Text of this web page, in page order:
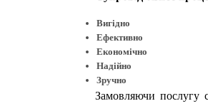
Вигідно
Ефективно
Економічно
Надійно
Зручно
Замовляючи послугу